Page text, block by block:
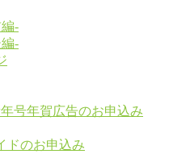
-
-
号年賀広告のお申込み
ドのお申込み